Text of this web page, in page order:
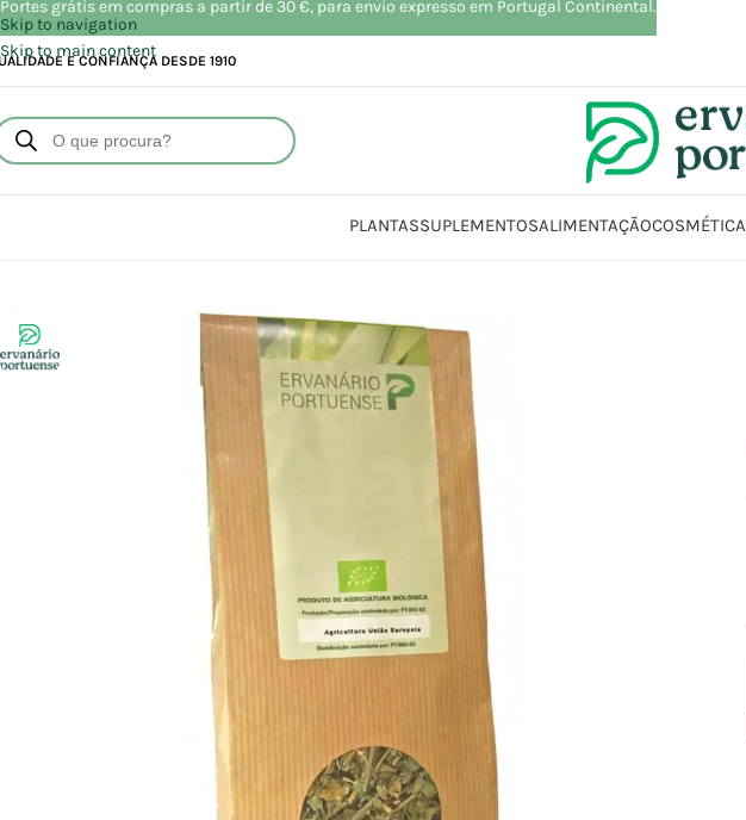
Skip to navigation
Skip to main content
E CONFIANÇA DESDE 1910
PLANTASSUPLEMENTOSALIMENTAÇÃOCOSMÉTICA
Portes grátis em compras a partir de 30 €, para envio expresso em Portugal Continental.